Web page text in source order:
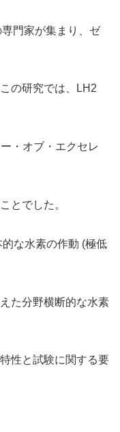
門家が集まり、ゼ
の研究では、LH2
・オブ・エクセレ
とでした。
な水素の作動 (極低
た分野横断的な水素
性と試験に関する要